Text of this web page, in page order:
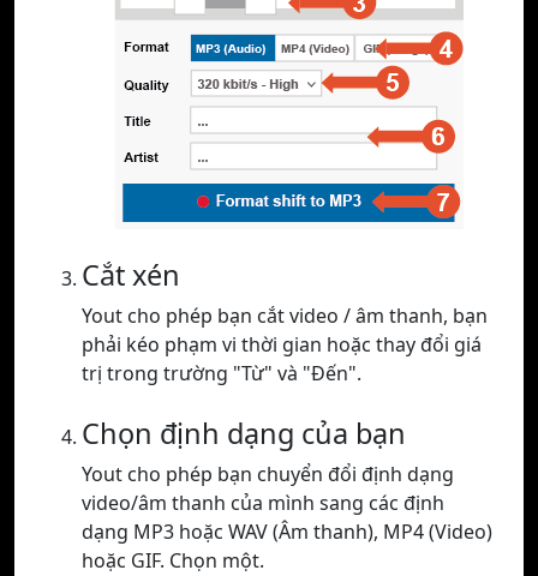
Cắt xén
Yout cho phép bạn cắt video / âm thanh, bạn
phải kéo phạm vi thời gian hoặc thay đổi giá
trị trong trường "Từ" và "Đến".
Chọn định dạng của bạn
Yout cho phép bạn chuyển đổi định dạng
video/âm thanh của mình sang các định
dạng MP3 hoặc WAV (Âm thanh), MP4 (Video)
hoặc GIF. Chọn một.